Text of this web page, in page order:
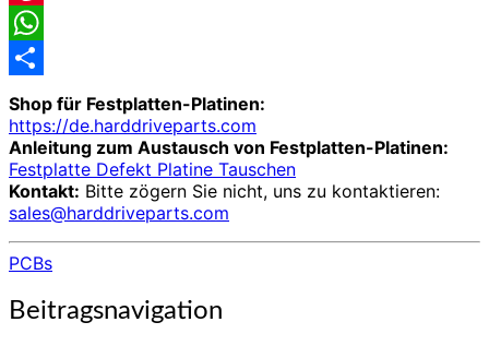
Pinterest
WhatsApp
Share
Shop für Festplatten-Platinen:
https://de.harddriveparts.com
Anleitung zum Austausch von Festplatten-Platinen:
Festplatte Defekt Platine Tauschen
Kontakt: Bitte zögern Sie nicht, uns zu kontaktieren:
sales@harddriveparts.com
PCBs
Beitragsnavigation